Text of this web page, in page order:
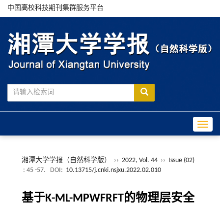
中国高校科技期刊集群服务平台
湘潭大学学报（自然科学版） ›› 2022, Vol. 44 ›› Issue (02)
: 45 -57.
DOI: 10.13715/j.cnki.nsjxu.2022.02.010
基于K-ML-MPWFRFT的物理层安全